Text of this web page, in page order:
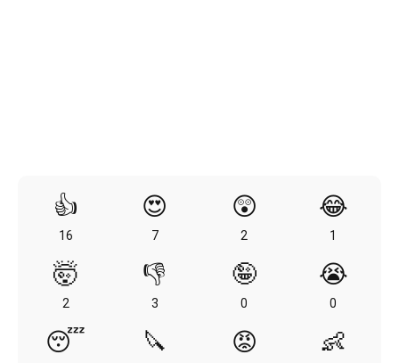
👍
16
😍
7
😲
2
😂
1
🤯
2
👎
3
🤪
0
😭
0
😴 🔪 😡 👶